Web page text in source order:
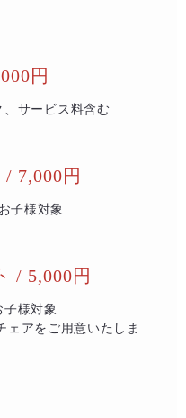
円
、サービス料含む
7,000円
子様対象
/ 5,000円
様対象
アをご用意いたしま